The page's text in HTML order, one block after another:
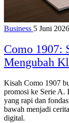
Business 5 Juni 2026
Como 1907:
Mengubah
Kisah Como 1907
promosi ke Serie A.
yang rapi dan
bawah menjadi
digital.